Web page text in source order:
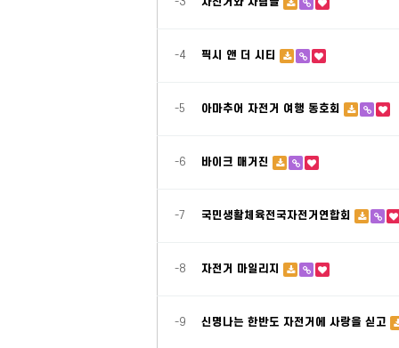
-4 픽시 앤 더 시티
-5 아마추어 자전거 여행 동호회
-6 바이크 매거진
-7 국민생활체육전국자전거연합회
-8 자전거 마일리지
-9 신명나는 한반도 자전거에 사랑을 싣고